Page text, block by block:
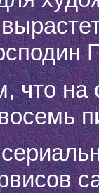
что на